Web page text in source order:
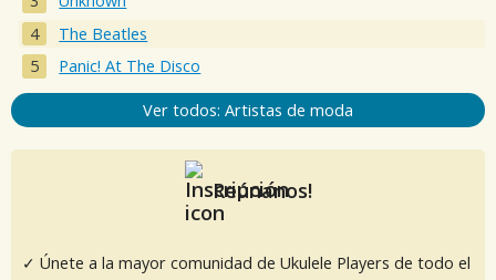
The Beatles
Panic! At The Disco
Ver todos: Artistas de moda
Reúnanos!
✓ Únete a la mayor comunidad de Ukulele Players de todo el